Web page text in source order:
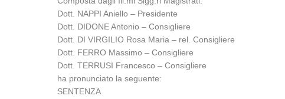
Dott. NAPPI Aniello – Presidente
Dott. DIDONE Antonio – Consigliere
Dott. DI VIRGILIO Rosa Maria – rel. Consigliere
Dott. FERRO Massimo – Consigliere
Dott. TERRUSI Francesco – Consigliere
ha pronunciato la seguente:
SENTENZA